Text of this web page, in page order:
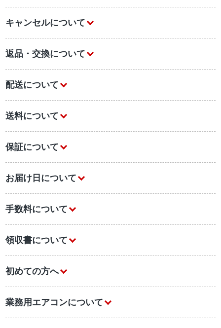
キャンセルについて
返品・交換について
配送について
送料について
保証について
お届け日について
手数料について
領収書について
初めての方へ
業務用エアコンについて